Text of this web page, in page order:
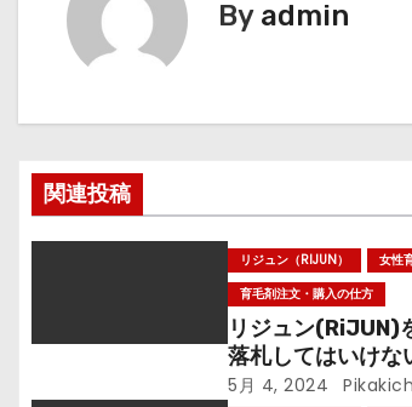
ゲ
シ
ョ
By admin
関連投稿
リジュン（RIJUN）
女性
育毛剤注文・購入の仕方
リジュン(RiJUN)
落札してはいけな
5月 4, 2024